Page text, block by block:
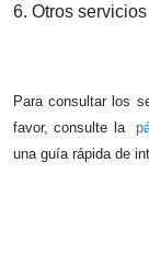
6. Otros servicios
Para consultar los
favor, consulte la
una guía rápida de